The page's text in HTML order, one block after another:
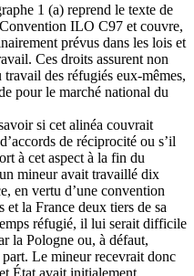
1 (a) reprend le texte de
ILO C97 et couvre,
prévus dans les lois et
Ces droits assurent non
des réfugiés eux-mêmes,
pour le marché national du
si cet alinéa couvrait
de réciprocité ou s’il
à cet aspect à la fin du
mineur avait travaillé dix
en vertu d’une convention
la France deux tiers de sa
réfugié, il lui serait difficile
la Pologne ou, à défaut,
Le mineur recevrait donc
État avait initialement